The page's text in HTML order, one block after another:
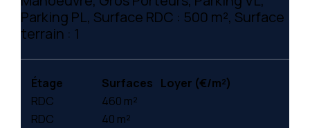
Parking PL, Surface RDC : 500 m², Surface
terrain : 1
Étage Surfaces Loyer (€/m²)
RDC
460 m²
RDC
40 m²